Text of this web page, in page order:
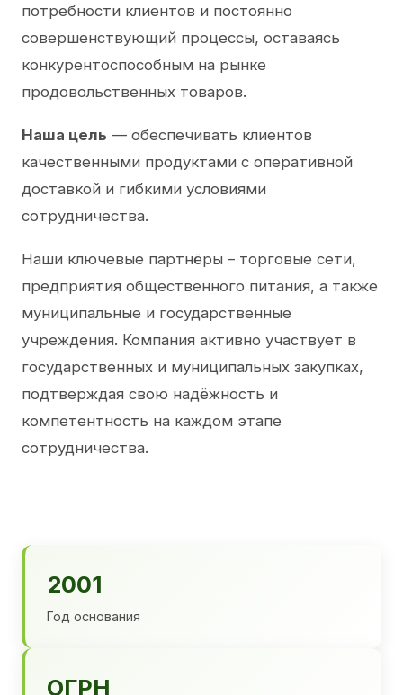
потребности клиентов и постоянно
совершенствующий процессы, оставаясь
конкурентоспособным на рынке
продовольственных товаров.
Наша цель — обеспечивать клиентов
качественными продуктами с оперативной
доставкой и гибкими условиями
сотрудничества.
Наши ключевые партнёры – торговые сети,
предприятия общественного питания, а также
муниципальные и государственные
учреждения. Компания активно участвует в
государственных и муниципальных закупках,
подтверждая свою надёжность и
компетентность на каждом этапе
сотрудничества.
2001
Год основания
ОГРН